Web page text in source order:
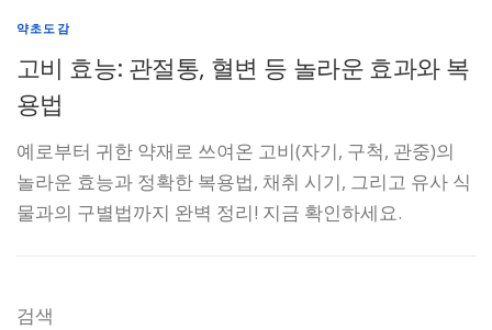
약초도감
고비 효능: 관절통, 혈변 등 놀라운 효과와 복
용법
예로부터 귀한 약재로 쓰여온 고비(자기, 구척, 관중)의
놀라운 효능과 정확한 복용법, 채취 시기, 그리고 유사 식
물과의 구별법까지 완벽 정리! 지금 확인하세요.
검색